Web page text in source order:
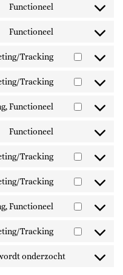
Functioneel
Functioneel
Tracking
Tracking
Functioneel
Functioneel
Tracking
Tracking
Functioneel
Tracking
onderzocht